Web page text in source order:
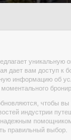
уникальную
дает вам доступ к
информацию об
чтобы вы
индустрии
правильный выбор.